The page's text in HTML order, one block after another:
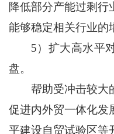
降低部分产能过剩行
能够稳定相关行业的
5）扩大高水平对
盘。
帮助受冲击较大的
促进内外贸一体化发
平建设自贸试验区等